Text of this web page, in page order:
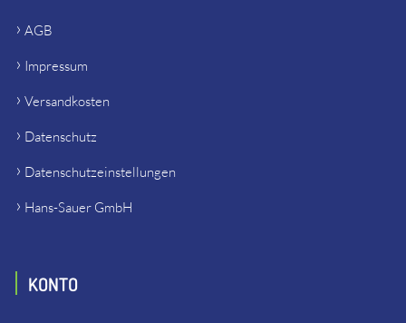
AGB
Impressum
Versandkosten
Datenschutz
Datenschutzeinstellungen
Hans-Sauer GmbH
KONTO